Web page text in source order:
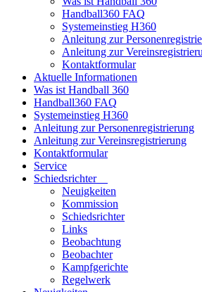
Handball360 FAQ
Systemeinstieg H360
Anleitung zur
Anleitung zur
Kontaktformular
Aktuelle Informationen
Was ist Handball 360
Handball360 FAQ
Systemeinstieg H360
Anleitung zur Personenregistrierung
Anleitung zur Vereinsregistrierung
Kontaktformular
Service
Schiedsrichter
Neuigkeiten
Kommission
Schiedsrichter
Links
Beobachtung
Beobachter
Kampfgerichte
Regelwerk